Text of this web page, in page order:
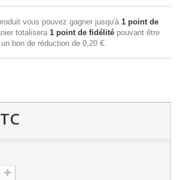
vous pouvez gagner jusqu'à 1 point de
totalisera 1 point de fidélité pouvant être
bon de réduction de 0,20 €.